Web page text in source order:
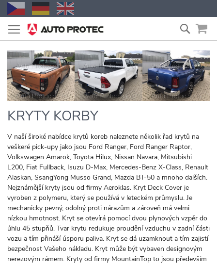
Přejít
na
obsah
KRYTY KORBY
V naší široké nabídce krytů koreb naleznete několik řad krytů na
veškeré pick-upy jako jsou Ford Ranger, Ford Ranger Raptor,
Volkswagen Amarok, Toyota Hilux, Nissan Navara, Mitsubishi
L200, Fiat Fullback, Isuzu D-Max, Mercedes-Benz X-Class, Renault
Alaskan, SsangYong Musso Grand, Mazda BT-50 a mnoho dalších.
Nejznámější kryty jsou od firmy Aeroklas. Kryt Deck Cover je
vyroben z polymeru, který se používá v leteckém průmyslu. Je
mechanicky pevný, odolný proti nárazům a zároveň má velmi
nízkou hmotnost. Kryt se otevírá pomocí dvou plynových vzpěr do
úhlu 45 stupňů. Tvar krytu redukuje proudění vzduchu v zadní části
vozu a tím přináší úsporu paliva. Kryt se dá uzamknout a tím zajistí
bezpečnost Vašeho nákladu. Kryt může být vybaven designovým
nerezovým rámem. Kryty od firmy MountainTop to jsou především